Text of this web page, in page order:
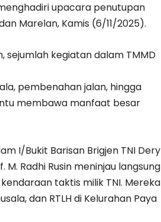
upacara penutupan
Marelan, Kamis (6/11/2025).
sejumlah kegiatan dalam TMMD
pembenahan jalan, hingga
membawa manfaat besar
I/Bukit Barisan Brigjen TNI Dery
Radhi Rusin meninjau langsung
taktis milik TNI. Mereka
dan RTLH di Kelurahan Paya